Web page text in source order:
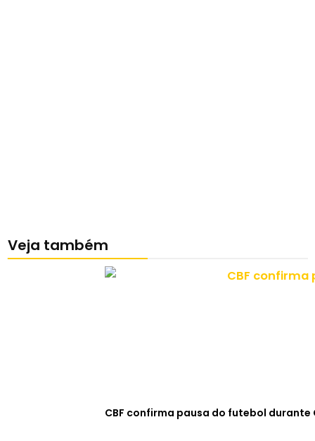
Veja também
CBF confirma pausa do futebol durante